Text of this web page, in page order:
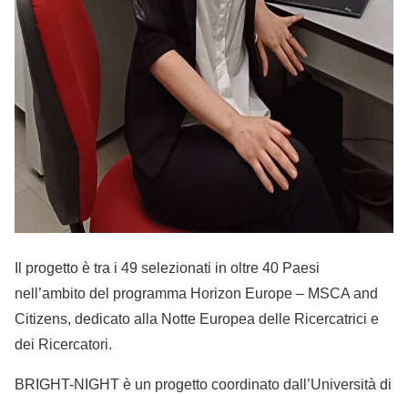
Il progetto è tra i 49 selezionati in oltre 40 Paesi
nell’ambito del programma Horizon Europe – MSCA and
Citizens, dedicato alla Notte Europea delle Ricercatrici e
dei Ricercatori.
BRIGHT-NIGHT è un progetto coordinato dall’Università di